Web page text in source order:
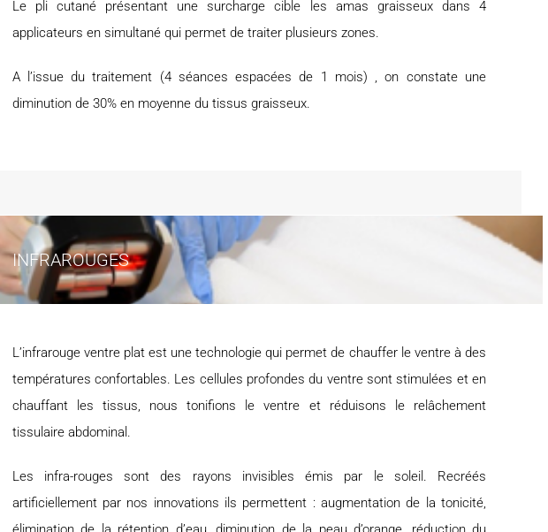
Le pli cutané présentant une surcharge cible les amas graisseux dans 4
applicateurs en simultané qui permet de traiter plusieurs zones.
A l’issue du traitement (4 séances espacées de 1 mois) , on constate une
diminution de 30% en moyenne du tissus graisseux.
INFRAROUGES
L’infrarouge ventre plat est une technologie qui permet de chauffer le ventre à des
températures confortables. Les cellules profondes du ventre sont stimulées et en
chauffant les tissus, nous tonifions le ventre et réduisons le relâchement
tissulaire abdominal.
Les infra-rouges sont des rayons invisibles émis par le soleil. Recréés
artificiellement par nos innovations ils permettent : augmentation de la tonicité,